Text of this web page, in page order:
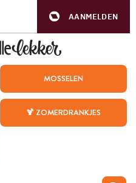
AANMELDEN
MOSSELEN
🍹 ZOMERDRANKJES